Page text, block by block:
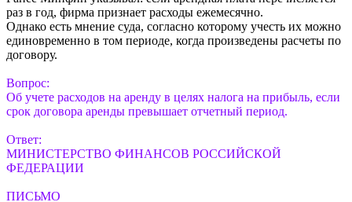
раз в год, фирма признает расходы ежемесячно.
Однако есть мнение суда, согласно которому учесть их можно
единовременно в том периоде, когда произведены расчеты по
договору.
Вопрос:
Об учете расходов на аренду в целях налога на прибыль, если
срок договора аренды превышает отчетный период.
Ответ:
МИНИСТЕРСТВО ФИНАНСОВ РОССИЙСКОЙ
ФЕДЕРАЦИИ
ПИСЬМО